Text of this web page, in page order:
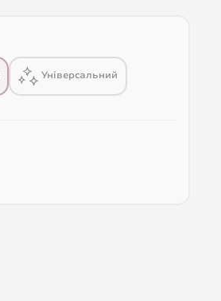
Універсальний